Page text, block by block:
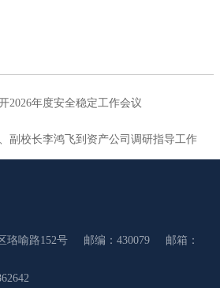
2026年度安全稳定工作会议
副校长李鸿飞到资产公司调研指导工作
珞喻路152号 邮编：430079
邮箱：